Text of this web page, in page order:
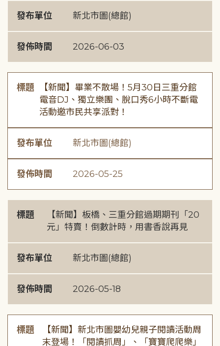
發布單位 新北市圖(總館)
發佈時間 2026-06-03
標題
【新聞】畢業不散場！5月30日三重分館
電音DJ、獨立樂團、脫口秀6小時不斷電
活動邀市民共享派對！
發布單位 新北市圖(總館)
發佈時間 2026-05-25
標題
【新聞】板橋、三重分館過期期刊「20
元」特賣！倒數計時，用書香說再見
發布單位 新北市圖(總館)
發佈時間 2026-05-18
標題
【新聞】新北市圖嬰幼兒親子閱讀活動周
末登場！「閱讀抓周」、「寶寶爬爬樂」